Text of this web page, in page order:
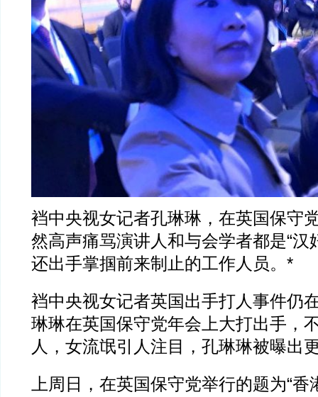
裆中央视女记者孔琳琳，在英国保守
然高声痛骂演讲人和与会学者都是“汉
还出手掌掴前来制止的工作人员。*
裆中央视女记者英国出手打人事件仍
琳琳在英国保守党年会上大打出手，
人，女流氓引人注目，孔琳琳被曝出
上周日，在英国保守党举行的题为“香